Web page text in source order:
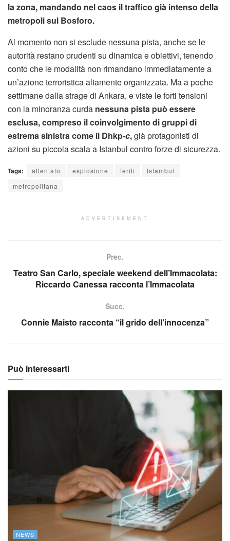
la zona, mandando nel caos il traffico già intenso della
metropoli sul Bosforo.
Al momento non si esclude nessuna pista, anche se le
autorità restano prudenti su dinamica e obiettivi, tenendo
conto che le modalità non rimandano immediatamente a
un’azione terroristica altamente organizzata. Ma a poche
settimane dalla strage di Ankara, e viste le forti tensioni
con la minoranza curda nessuna pista può essere
esclusa, compreso il coinvolgimento di gruppi di
estrema sinistra come il Dhkp-c,già protagonisti di
azioni su piccola scala a Istanbul contro forze di sicurezza.
Tags: attentato esplosione feriti
Istambul
metropolitana
ADVERTISEMENT
Prec.
Teatro San Carlo, speciale weekend dell’Immacolata:
Riccardo Canessa racconta l’Immacolata
Succ.
Connie Maisto racconta “il grido dell’innocenza”
Può interessarti
NEWS